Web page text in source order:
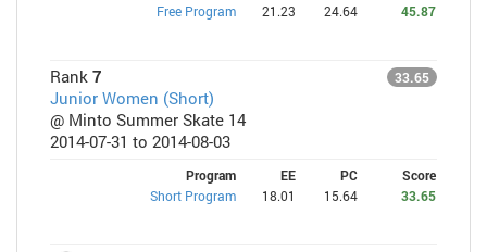
Free Program
21.23 24.64 45.87
Rank 7 33.65
Junior Women (Short)
@ Minto Summer Skate 14
2014-07-31 to 2014-08-03
Program EE PC
Score
Short Program
18.01 15.64 33.65